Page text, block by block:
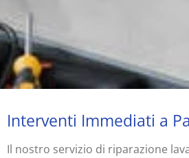
Interventi Immediati a
Il nostro servizio di riparazione